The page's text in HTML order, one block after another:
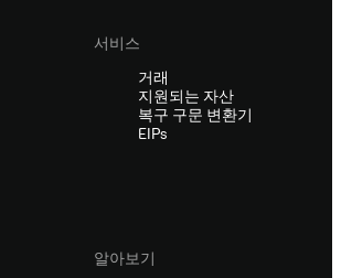
서비스
거래
지원되는 자산
복구 구문 변환기
EIPs
알아보기